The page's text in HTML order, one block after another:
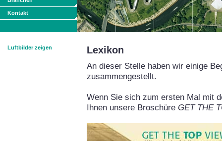
Kontakt
Luftbilder zeigen Lexikon
An dieser Stelle haben wir einige
zusammengestellt.
Wenn Sie sich zum ersten Mal mit
Ihnen unsere Broschüre GET THE